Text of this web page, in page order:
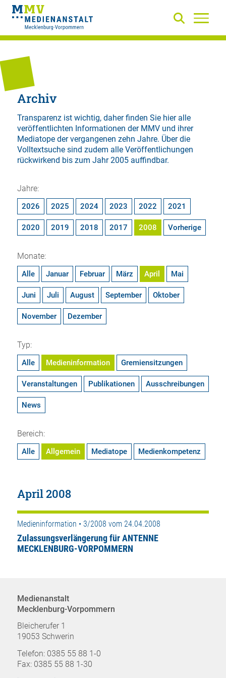
Archiv
Transparenz ist wichtig, daher finden Sie hier alle
veröffentlichten Informationen der MMV und ihrer
Mediatope der vergangenen zehn Jahre. Über die
Volltextsuchesind zudem alle Veröffentlichungen
rückwirkend bis zum Jahr 2005 auffindbar.
Jahre:
2026 2025 2024 2023 2022 2021
2020 2019 2018 2017 2008 Vorherige
Monate:
Alle Januar Februar März April Mai
Juni Juli August September Oktober
November Dezember
Typ:
Alle Medieninformation Gremiensitzungen
Veranstaltungen Publikationen Ausschreibungen
News
Bereich:
Alle Allgemein Mediatope Medienkompetenz
April 2008
Medieninformation • 3/2008 vom 24.04.2008
Zulassungsverlängerung für ANTENNE
MECKLENBURG-VORPOMMERN
Medienanstalt
Mecklenburg-Vorpommern
Bleicherufer 1
19053 Schwerin
Telefon: 0385 55 88 1-0
Fax: 0385 55 88 1-30